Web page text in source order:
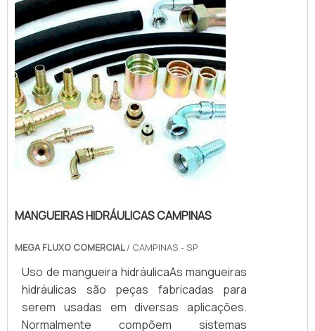
mangueiras hidráulicas de alta pressão
passam por diverso...
MANGUEIRAS HIDRÁULICAS CAMPINAS
MEGA FLUXO COMERCIAL/ CAMPINAS - SP
Uso de mangueira hidráulicaAs mangueiras
hidráulicas são peças fabricadas para
serem usadas em diversas aplicações.
Normalmente compõem sistemas